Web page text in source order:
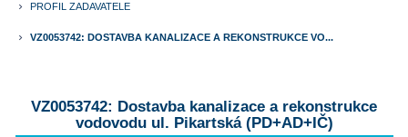
keyboard_arrow_right PROFIL ZADAVATELE
keyboard_arrow_right VZ0053742: DOSTAVBA KANALIZACE A REKONSTRUKCE VO...
VZ0053742: Dostavba kanalizace a rekonstrukce
vodovodu ul. Pikartská (PD+AD+IČ)